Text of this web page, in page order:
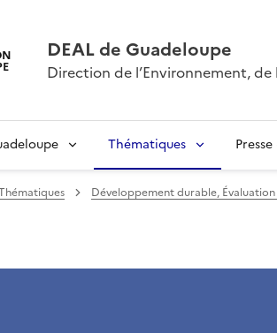
DEAL de Guadeloupe
Direction de l’Environnement,
Thématiques
Développement durable,